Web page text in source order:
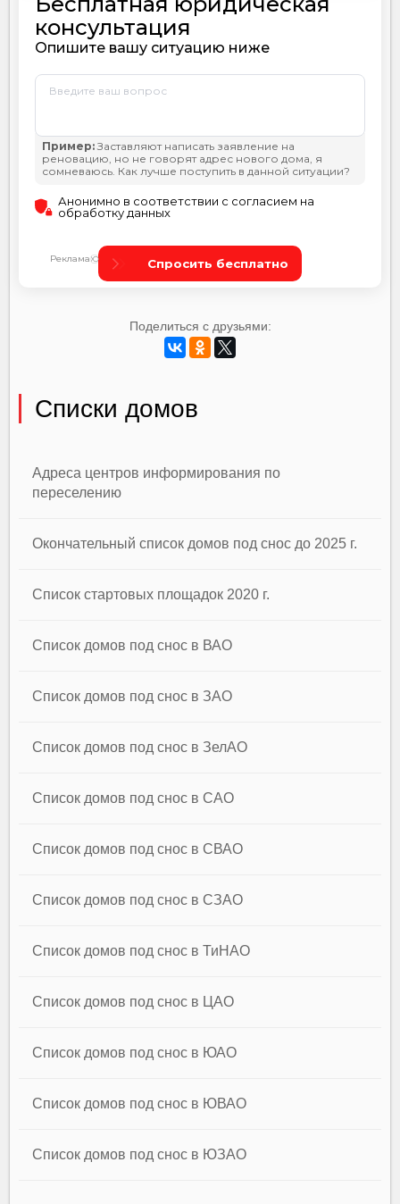
Поделиться с друзьями:
Списки домов
Адреса центров информирования по
переселению
Окончательный список домов под снос до 2025 г.
Список стартовых площадок 2020 г.
Список домов под снос в ВАО
Список домов под снос в ЗАО
Список домов под снос в ЗелАО
Список домов под снос в САО
Список домов под снос в СВАО
Список домов под снос в СЗАО
Список домов под снос в ТиНАО
Список домов под снос в ЦАО
Список домов под снос в ЮАО
Список домов под снос в ЮВАО
Список домов под снос в ЮЗАО